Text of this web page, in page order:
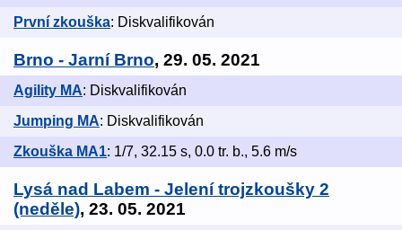
První zkouška: Diskvalifikován
Brno - Jarní Brno, 29. 05. 2021
Agility MA: Diskvalifikován
Jumping MA: Diskvalifikován
Zkouška MA1: 1/7, 32.15 s, 0.0 tr. b., 5.6 m/s
Lysá nad Labem - Jelení trojzkoušky 2
(neděle), 23. 05. 2021